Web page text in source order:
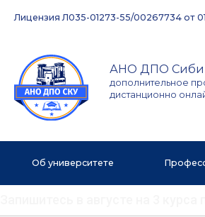
Лицензия Л035-01273-55/00267734 от
АНО ДПО
дополнительное
дистанционно
Об университете